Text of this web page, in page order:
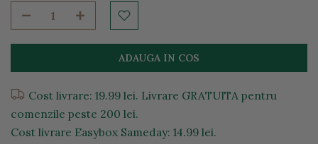
ADAUGA IN COS
Cost livrare: 19.99 lei. Livrare GRATUITA pentru
comenzile peste 200 lei.
Cost livrare Easybox Sameday: 14.99 lei.